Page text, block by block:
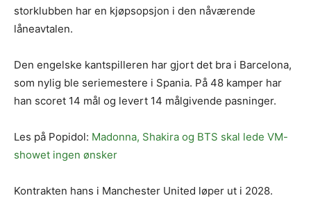
storklubben har en kjøpsopsjon i den nåværende
låneavtalen.
Den engelske kantspilleren har gjort det bra i Barcelona,
som nylig ble seriemestere i Spania. På 48 kamper har
han scoret 14 mål og levert 14 målgivende pasninger.
Les på Popidol: Madonna, Shakira og BTS skal lede VM-
showet ingen ønsker
Kontrakten hans i Manchester United løper ut i 2028.